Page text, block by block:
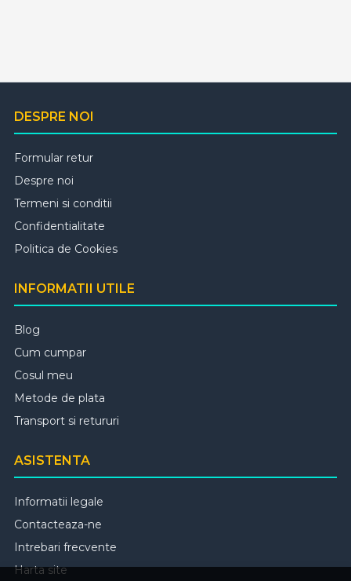
DESPRE NOI
Formular retur
Despre noi
Termeni si conditii
Confidentialitate
Politica de Cookies
INFORMATII UTILE
Blog
Cum cumpar
Cosul meu
Metode de plata
Transport si retururi
ASISTENTA
Informatii legale
Contacteaza-ne
Intrebari frecvente
Harta site